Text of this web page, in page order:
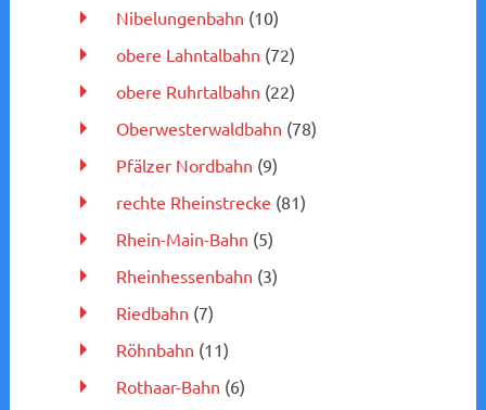
Nibelungenbahn (10)
obere Lahntalbahn (72)
obere Ruhrtalbahn (22)
Oberwesterwaldbahn (78)
Pfälzer Nordbahn (9)
rechte Rheinstrecke (81)
Rhein-Main-Bahn (5)
Rheinhessenbahn (3)
Riedbahn (7)
Röhnbahn (11)
Rothaar-Bahn (6)